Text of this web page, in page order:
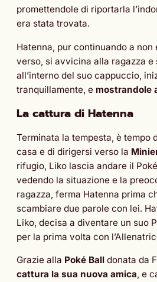
promettendole di riportarla
era stata trovata.
Hatenna, pur continuando a
verso, si avvicina alla ragazza e
all’interno del suo cappuccio,
tranquillamente, e mostrandole
La cattura di Hatenna
Terminata la tempesta, è tempo
casa e di dirigersi verso la
rifugio, Liko lascia andare il
vedendo la situazione e la
ragazza, ferma Hatenna prima
scambiare due parole con lei.
Liko, decisa a diventare un suo
per la prima volta con
Grazie alla Poké Ball donata da
cattura la sua nuova amica, e